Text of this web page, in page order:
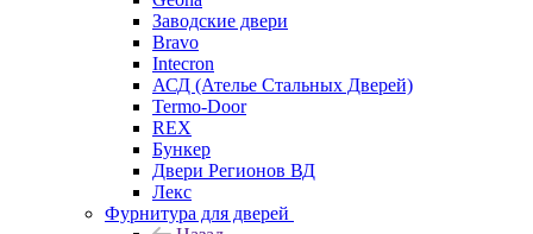
Заводские двери
Bravo
Intecron
АСД (Ателье Стальных Дверей)
Termo-Door
REX
Бункер
Двери Регионов ВД
Лекс
Фурнитура для дверей